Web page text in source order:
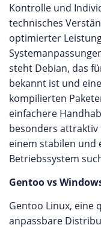
Kontrolle und
technisches
optimierter
steht Debian, das
bekannt ist und
kompilierten
einfachere
besonders attraktiv
einem stabilen und
Betriebssystem
Gentoo vs
Gentoo Linux, eine
anpassbare